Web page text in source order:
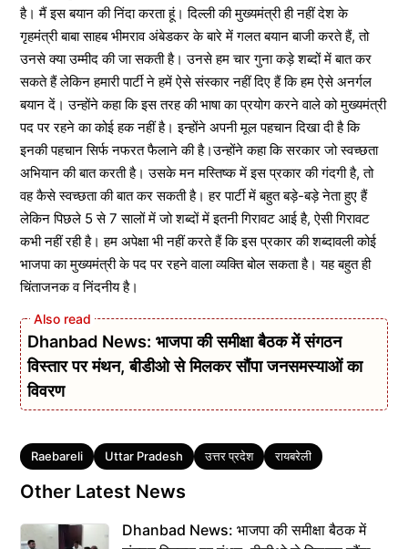
है। मैं इस बयान की निंदा करता हूं। दिल्ली की मुख्यमंत्री ही नहीं देश के
गृहमंत्री बाबा साहब भीमराव अंबेडकर के बारे में गलत बयान बाजी करते हैं, तो
उनसे क्या उम्मीद की जा सकती है। उनसे हम चार गुना कड़े शब्दों में बात कर
सकते हैं लेकिन हमारी पार्टी ने हमें ऐसे संस्कार नहीं दिए हैं कि हम ऐसे अनर्गल
बयान दें। उन्होंने कहा कि इस तरह की भाषा का प्रयोग करने वाले को मुख्यमंत्री
पद पर रहने का कोई हक नहीं है। इन्होंने अपनी मूल पहचान दिखा दी है कि
इनकी पहचान सिर्फ नफरत फैलाने की है।उन्होंने कहा कि सरकार जो स्वच्छता
अभियान की बात करती है। उसके मन मस्तिष्क में इस प्रकार की गंदगी है, तो
वह कैसे स्वच्छता की बात कर सकती है। हर पार्टी में बहुत बड़े-बड़े नेता हुए हैं
लेकिन पिछले 5 से 7 सालों में जो शब्दों में इतनी गिरावट आई है, ऐसी गिरावट
कभी नहीं रही है। हम अपेक्षा भी नहीं करते हैं कि इस प्रकार की शब्दावली कोई
भाजपा का मुख्यमंत्री के पद पर रहने वाला व्यक्ति बोल सकता है। यह बहुत ही
चिंताजनक व निंदनीय है।
Dhanbad News: भाजपा की समीक्षा बैठक में संगठन
विस्तार पर मंथन, बीडीओ से मिलकर सौंपा जनसमस्याओं का
विवरण
Tags
Raebareli Uttar Pradesh उत्तर प्रदेश रायबरेली
Other Latest News
Dhanbad News: भाजपा की समीक्षा बैठक में